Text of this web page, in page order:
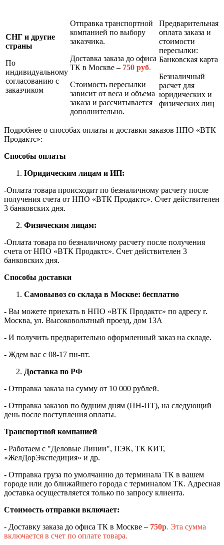
СНГ и другие
страны
По
индивидуальному
согласованию с
заказчиком
Отправка транспортной
компанией по выбору
заказчика.
Доставка заказа до офиса
ТК в Москве – 750 руб.
Стоимость пересылки
зависит от веса и объема
заказа и рассчитывается
дополнительно.
Предварительная
оплата заказа и
стоимости
пересылки:
Банковская карта
Безналичный
расчет для
юридических и
физических лиц
Подробнее о способах оплаты и доставки заказов НПО «ВТК
Продактс»:
Способы оплаты
Юридическим лицам и ИП:
-Оплата товара происходит по безналичному расчету после
получения счета от НПО «ВТК Продактс». Счет действителен
3 банковских дня.
Физическим лицам:
-Оплата товара по безналичному расчету после получения
счета от НПО «ВТК Продактс». Счет действителен 3
банковских дня.
Способы доставки
Самовывоз со склада в Москве: бесплатно
- Вы можете приехать в НПО «ВТК Продактс» по адресу г.
Москва, ул. Высоковольтный проезд, дом 13А
- И получить предварительно оформленный заказ на складе.
- Ждем вас c 08-17 пн-пт.
Доставка по РФ
- Отправка заказа на сумму от 10 000 рублей.
- Отправка заказов по будним дням (ПН-ПТ), на следующий
день после поступления оплаты.
Транспортной компанией
- Работаем с "Деловые Линии", ПЭК, ТК КИТ,
«ЖелДорЭкспедиция» и др.
- Отправка груза по умолчанию до терминала ТК в вашем
городе или до ближайшего города с терминалом ТК. Адресная
доставка осуществляется только по запросу клиента.
Стоимость отправки включает:
- Доставку заказа до офиса ТК в Москве – 750р. Эта сумма
включается в счет по оплате товара.